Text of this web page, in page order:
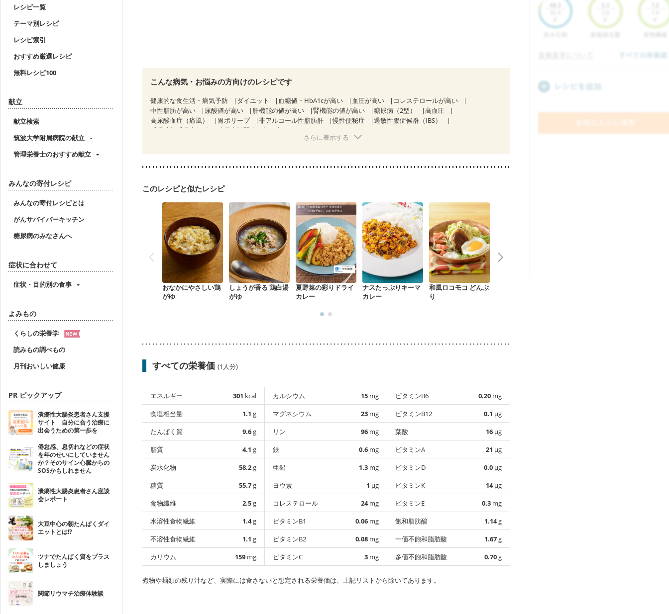
レシピ一覧
テーマ別レシピ
レシピ索引
おすすめ厳選レシピ
無料レシピ100
献立
献立検索
筑波大学附属病院の献立
管理栄養士のおすすめ献立
みんなの寄付レシピ
みんなの寄付レシピとは
がんサバイバーキッチン
糖尿病のみなさんへ
症状に合わせて
症状・目的別の食事
よみもの
くらしの栄養学
読みもの調べもの
月刊おいしい健康
PR ピックアップ
潰瘍性大腸炎患者さん支援
サイト 自分に合う治療に
出会うための第一歩を
倦怠感、息切れなどの症状
を年のせいにしていません
か？そのサイン心臓からの
SOSかもしれません
潰瘍性大腸炎患者さん座談
会レポート
大豆中心の朝たんぱくダイ
エットとは!?
ツナでたんぱく質をプラス
しましょう
関節リウマチ治療体験談
こんな病気・お悩みの方向けのレシピです
健康的な食生活・病気予防 ダイエット 血糖値・HbA1cが高い 血圧が高い
コレステロールが高い
中性脂肪が高い
尿酸値が高い 肝機能の値が高い 腎機能の値が高い 糖尿病（2型）
高血圧
高尿酸血症（痛風）
胃ポリープ 非アルコール性脂肪肝 慢性便秘症
過敏性腸症候群（IBS）
睡眠時無呼吸症候群
糖尿病性腎症（第３期） CKD（ステージ１） CKD（ステージ２）
CKD（ステージ３a）
乳がん（抗がん剤治療中） 乳がん（ホルモン療法中）
妊活中
更年期
さらに表示する
このレシピと似たレシピ
おなかにやさしい鶏
がゆ
しょうが香る 鶏白湯
がゆ
夏野菜の彩りドライ
カレー
ナスたっぷりキーマ
カレー
和風ロコモコ どんぶ
り
すべての栄養価 (1人分)
エネルギー 301 kcal
食塩相当量
1.1 g
たんぱく質
9.6g
脂質
4.1 g
炭水化物
58.2g
糖質
55.7g
食物繊維
2.5g
水溶性食物繊維
1.4g
不溶性食物繊維
1.1 g
カリウム
159 mg
カルシウム 15 mg
マグネシウム
23 mg
リン
96 mg
鉄
0.6 mg
亜鉛
1.3 mg
ヨウ素
1 µg
コレステロール
24mg
ビタミンB1
0.06 mg
ビタミンB2
0.08 mg
ビタミンC
3 mg
ビタミンB6 0.20 mg
ビタミンB12
0.1 µg
葉酸
16 µg
ビタミンA
21 µg
ビタミンD
0.0 µg
ビタミンK
14µg
ビタミンE
0.3 mg
飽和脂肪酸
1.14g
一価不飽和脂肪酸
1.67g
多価不飽和脂肪酸
0.70g
煮物や麺類の残り汁など、実際には食さないと想定される栄養価は、上記リストから除いてあります。